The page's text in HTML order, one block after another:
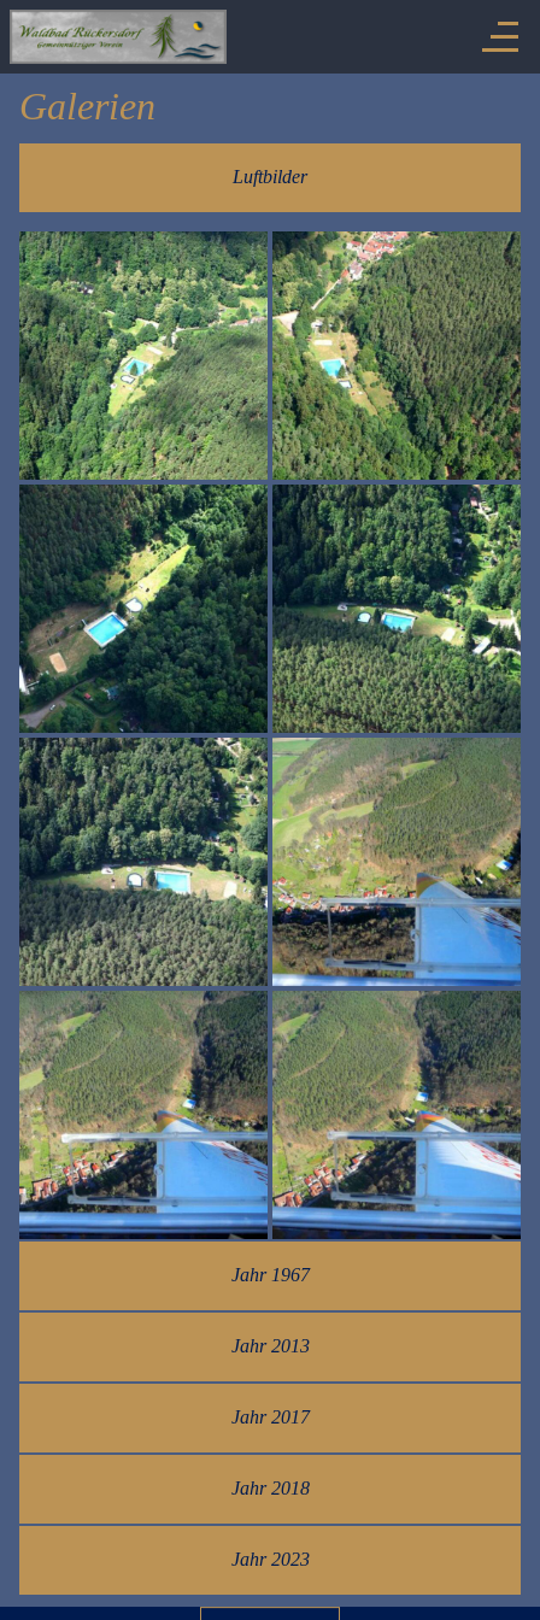
Galerien
Luftbilder
Jahr 1967
Jahr 2013
Jahr 2017
Jahr 2018
Jahr 2023